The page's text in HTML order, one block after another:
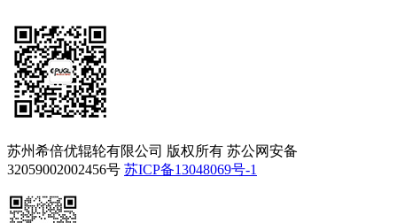
苏州希倍优辊轮有限公司 版权所有 苏公网安备
32059002002456号 苏ICP备13048069号-1